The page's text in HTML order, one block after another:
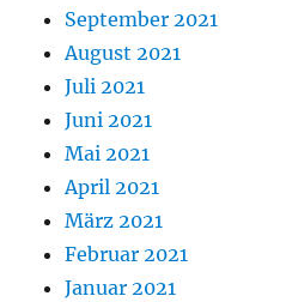
September 2021
August 2021
Juli 2021
Juni 2021
Mai 2021
April 2021
März 2021
Februar 2021
Januar 2021